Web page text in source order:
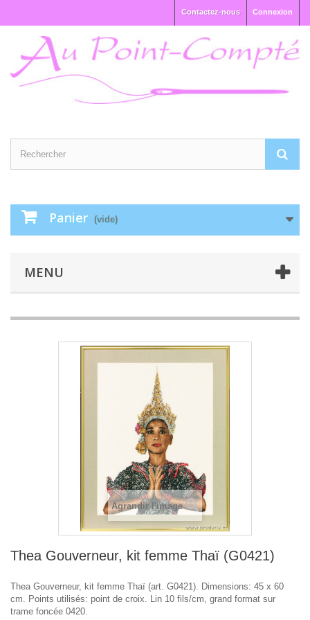
Connexion
Contactez-nous
Panier (vide)
MENU
Agrandir l'image
Thea Gouverneur, kit femme Thaï (G0421)
Thea Gouverneur, kit femme Thaï (art. G0421). Dimensions: 45 x 60
cm. Points utilisés: point de croix. Lin 10 fils/cm, grand format sur
trame foncée 0420.